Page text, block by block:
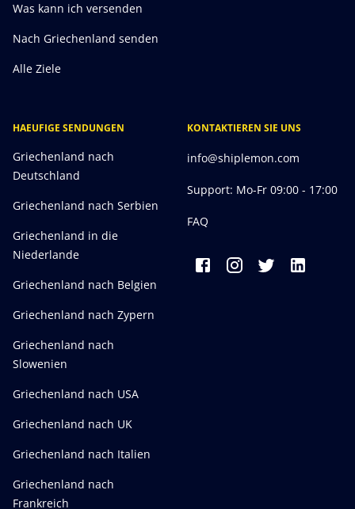
Was kann ich versenden
Nach Griechenland senden
Alle Ziele
HAEUFIGE SENDUNGEN
Griechenland nach
Deutschland
Griechenland nach Serbien
Griechenland in die
Niederlande
Griechenland nach Belgien
Griechenland nach Zypern
Griechenland nach
Slowenien
Griechenland nach USA
Griechenland nach UK
Griechenland nach Italien
Griechenland nach
Frankreich
KONTAKTIEREN SIE UNS
info@shiplemon.com
Support: Mo-Fr 09:00 - 17:00
FAQ